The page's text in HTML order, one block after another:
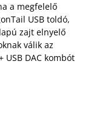
a megfelelő
USB toldó,
zajt elnyelő
válik az
DAC kombót